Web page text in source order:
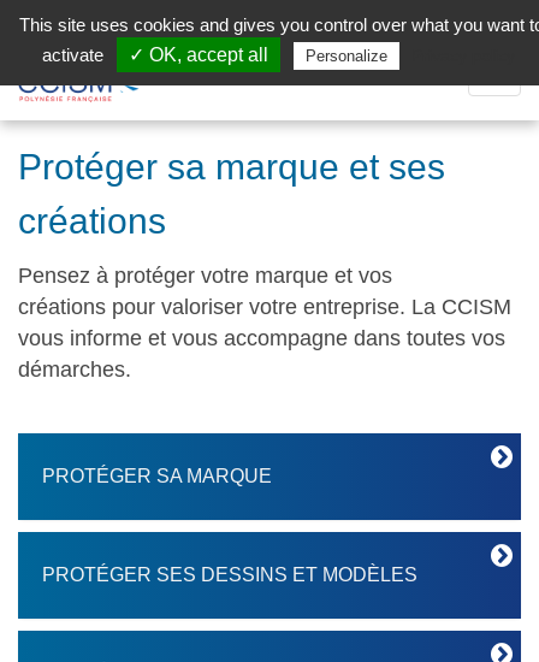
Facebook (Customer Chat) is disabled.
la
Protéger sa marque et ses
créations
Pensez à protéger votre marque et vos
créations pour valoriser votre entreprise. La CCISM
vous informe et vous accompagne dans toutes vos
démarches.
PROTÉGER SA MARQUE
PROTÉGER SES DESSINS ET MODÈLES
This site uses cookies and gives you control over what you want
activate
✓ OK, accept all Personalize